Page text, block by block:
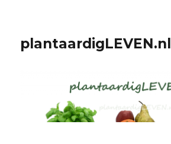
plantaardigLEVEN.nl